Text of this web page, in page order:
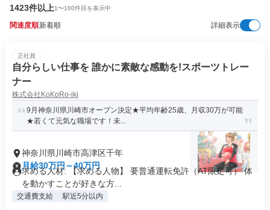
1423件以上1〜100件目を表示中
関連度順新着順 詳細表示
正社員
自分らしい仕事を 誰かに素敵な感動を!スポーツトレー
ナー
株式会社KoKoRo-iki
9月神奈川県川崎市オープン決定★平均年齢25歳、月収30万が可能
★若くて元気な職場です！未...
神奈川県川崎市高津区千年
月給30万円～40万円
求める人材: 【求める人物】 要普通運転免許（AT限定可） 体
を動かすことが好きな方...
交通費支給 駅近5分以内